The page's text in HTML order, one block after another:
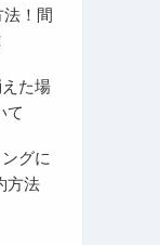
！間
た場
て
グに
方法